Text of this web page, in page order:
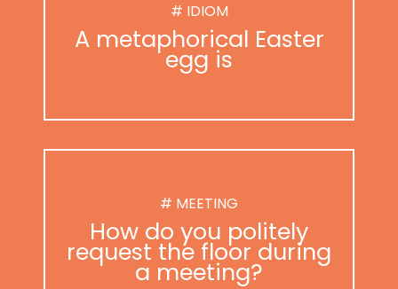
# IDIOM
A metaphorical Easter
egg is
# MEETING
How do you politely
request the floor during
a meeting?